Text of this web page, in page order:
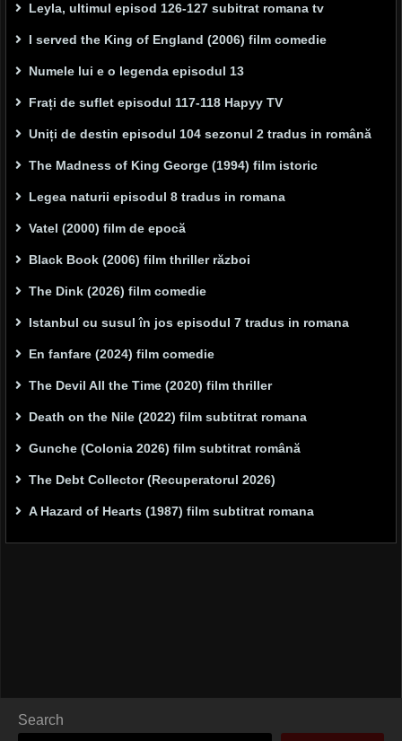
Leyla, ultimul episod 126-127 subitrat romana tv
I served the King of England (2006) film comedie
Numele lui e o legenda episodul 13
Frați de suflet episodul 117-118 Hapyy TV
Uniți de destin episodul 104 sezonul 2 tradus in română
The Madness of King George (1994) film istoric
Legea naturii episodul 8 tradus in romana
Vatel (2000) film de epocă
Black Book (2006) film thriller război
The Dink (2026) film comedie
Istanbul cu susul în jos episodul 7 tradus in romana
En fanfare (2024) film comedie
The Devil All the Time (2020) film thriller
Death on the Nile (2022) film subtitrat romana
Gunche (Colonia 2026) film subtitrat română
The Debt Collector (Recuperatorul 2026)
A Hazard of Hearts (1987) film subtitrat romana
Search